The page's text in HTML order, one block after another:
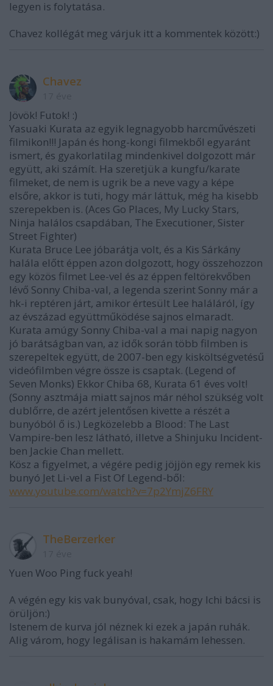
legyen is folytatása.
Chavez kollégát meg várjuk itt a kommentek között:)
Chavez
Jövök! Futok! :)
Yasuaki Kurata az egyik legnagyobb harcművészeti
filmikon!!! Japán és hong-kongi filmekből egyaránt
ismert, és gyakorlatilag mindenkivel dolgozott már
együtt, aki számít. Ha szeretjük a kungfu/karate
filmeket, de nem is ugrik be a neve vagy a képe
elsőre, akkor is tuti, hogy már láttuk, még ha kisebb
szerepekben is. (Aces Go Places, My Lucky Stars,
Ninja halálos csapdában, The Executioner, Sister
Street Fighter)
Kurata Bruce Lee jóbarátja volt, és a Kis Sárkány
halála előtt éppen azon dolgozott, hogy összehozzon
egy közös filmet Lee-vel és az éppen feltörekvőben
lévő Sonny Chiba-val, a legenda szerint Sonny már a
hk-i reptéren járt, amikor értesült Lee haláláról, így
az évszázad együttműködése sajnos elmaradt.
Kurata amúgy Sonny Chiba-val a mai napig nagyon
jó barátságban van, az idők során több filmben is
szerepeltek együtt, de 2007-ben egy kisköltségvetésű
videófilmben végre össze is csaptak. (Legend of
Seven Monks) Ekkor Chiba 68, Kurata 61 éves volt!
(Sonny asztmája miatt sajnos már néhol szükség volt
dublőrre, de azért jelentősen kivette a részét a
bunyóból ő is.) Legközelebb a Blood: The Last
Vampire-ben lesz látható, illetve a Shinjuku Incident-
ben Jackie Chan mellett.
Kösz a figyelmet, a végére pedig jöjjön egy remek kis
bunyó Jet Li-vel a Fist Of Legend-ből:
www.youtube.com/watch?v=7p2YmjZ6FRY
TheBerzerker
Yuen Woo Ping fuck yeah!
A végén egy kis vak bunyóval, csak, hogy Ichi bácsi is
örüljön:)
Istenem de kurva jól néznek ki ezek a japán ruhák.
Alig várom, hogy legálisan is hakamám lehessen.